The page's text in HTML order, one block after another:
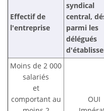
Effectif de
l'entreprise
syndical
central,
parmi les
délégués
Moins de 2 000
salariés
et
comportant au
OUI